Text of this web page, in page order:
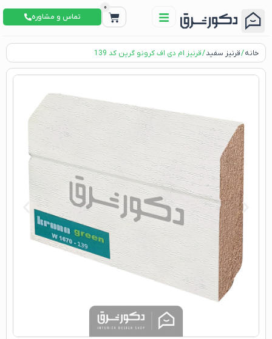
0
تماس و مشاوره
خانه/قرنیز سفید/ قرنیز ام دی اف کرونو گرین کد 139